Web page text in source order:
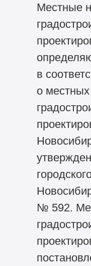
Местные
в
о
№ 592.